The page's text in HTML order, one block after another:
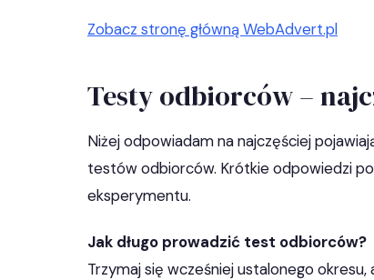
Zobacz stronę główną WebAdvert.pl
Testy odbiorców –
Niżej odpowiadam na najczęściej
testów odbiorców. Krótkie odpowiedzi
eksperymentu.
Jak długo prowadzić test odbiorców?
Trzymaj się wcześniej ustalonego okresu,